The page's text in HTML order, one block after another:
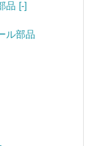
品 [-]
ル部品